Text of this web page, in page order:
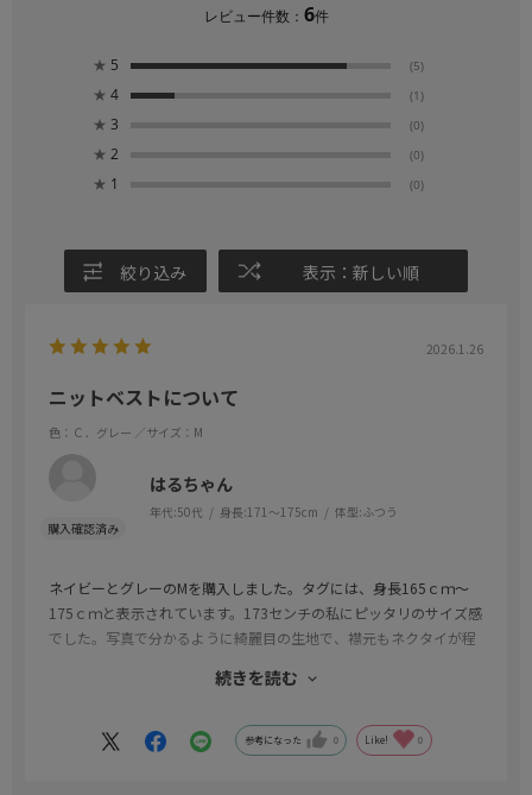
レビュー件数： 6件
★ 5 (5)
★ 4 (1)
★ 3 (0)
★ 2 (0)
★ 1 (0)
絞り込み 表示：新しい順
2026.1.26
ニットベストについて
色：Ｃ．グレー ／サイズ：M
はるちゃん
年代:50代 身長:171～175cm 体型:ふつう
ネイビーとグレーのМを購入しました。タグには、身長165ｃｍ〜
175ｃｍと表示されています。173センチの私にピッタリのサイズ感
でした。写真で分かるように綺麗目の生地で、襟元もネクタイが程
色違いを４色買いたかったのですが、売り切れており残念でした。
続きを読む
参考になった 0 Like! 0